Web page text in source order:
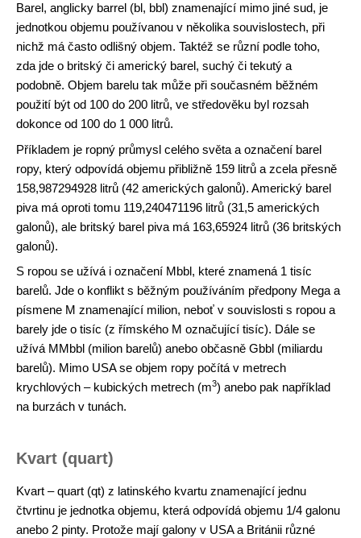
Barel, anglicky barrel (bl, bbl) znamenající mimo jiné sud, je
jednotkou objemu používanou v několika souvislostech, při
nichž má často odlišný objem. Taktéž se různí podle toho,
zda jde o britský či americký barel, suchý či tekutý a
podobně. Objem barelu tak může při současném běžném
použití být od 100 do 200 litrů, ve středověku byl rozsah
dokonce od 100 do 1 000 litrů.
Příkladem je ropný průmysl celého světa a označení barel
ropy, který odpovídá objemu přibližně 159 litrů a zcela přesně
158,987294928 litrů (42 amerických galonů). Americký barel
piva má oproti tomu 119,240471196 litrů (31,5 amerických
galonů), ale britský barel piva má 163,65924 litrů (36 britských
galonů).
S ropou se užívá i označení Mbbl, které znamená 1 tisíc
barelů. Jde o konflikt s běžným používáním předpony Mega a
písmene M znamenající milion, neboť v souvislosti s ropou a
barely jde o tisíc (z římského M označující tisíc). Dále se
užívá MMbbl (milion barelů) anebo občasně Gbbl (miliardu
barelů). Mimo USA se objem ropy počítá v metrech
krychlových – kubických metrech (m3) anebo pak například
na burzách v tunách.
Kvart (quart)
Kvart – quart (qt) z latinského kvartu znamenající jednu
čtvrtinu je jednotka objemu, která odpovídá objemu 1/4 galonu
anebo 2 pinty. Protože mají galony v USA a Británii různé